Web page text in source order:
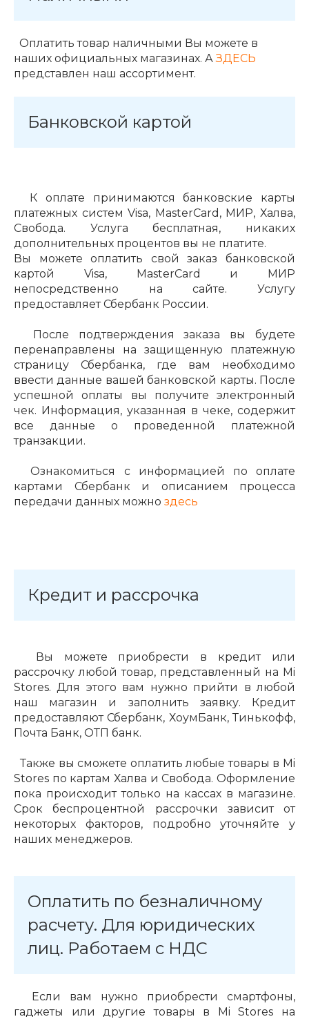
в корзину
Оставшиеся75% будут
списыватьсяс вашей карты
по25%каждые 2 недели
Подробнее
25
раз в 2
недели
раз в 2 недели
Остались вопросы?
8 800 302-02-51
plait.ru
Оплатить товар наличными Вы можете в
наших официальных магазинах. АЗДЕСЬ
представлен наш ассортимент.
Банковской картой
К оплате принимаются банковские карты
платежных систем Visa, MasterCard, МИР, Халва,
Свобода. Услуга бесплатная, никаких
дополнительных процентов вы не платите.
Вы можете оплатить свой заказ банковской
картой Visa, MasterCard и МИР
непосредственно на сайте. Услугу
предоставляет Сбербанк России.
После подтверждения заказа вы будете
перенаправлены на защищенную платежную
страницу Сбербанка, где вам необходимо
ввести данные вашей банковской карты. После
успешной оплаты вы получите электронный
чек. Информация, указанная в чеке, содержит
все данные о проведенной платежной
транзакции.
Ознакомиться с информацией по оплате
картами Сбербанк и описанием процесса
передачи данных можно здесь
Кредит и рассрочка
Вы можете приобрести в кредит или
рассрочку любой товар, представленный на Mi
Stores. Для этого вам нужно прийти в любой
наш магазин и заполнить заявку. Кредит
предоставляют Сбербанк, ХоумБанк, Тинькофф,
Почта Банк, ОТП банк.
Также вы сможете оплатить любые товары в Mi
Stores по картам Халва и Свобода. Оформление
пока происходит только на кассах в магазине.
Срок беспроцентной рассрочки зависит от
некоторых факторов, подробно уточняйте у
наших менеджеров.
Оплатить по безналичному
расчету. Для юридических
лиц. Работаем с НДС
Если вам нужно приобрести смартфоны,
гаджеты или другие товары в Mi Stores на